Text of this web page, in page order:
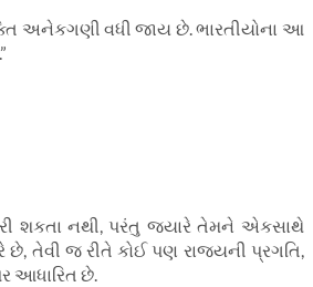
અનેકગણી વધી જાય છે. ભારતીયોના આ
શકતા નથી, પરંતુ જ્યારે તેમને એકસાથે
છે, તેવી જ રીતે કોઈ પણ રાજ્યની પ્રગતિ,
આધારિત છે.